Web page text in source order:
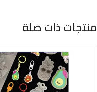
منتجات ذات صلة